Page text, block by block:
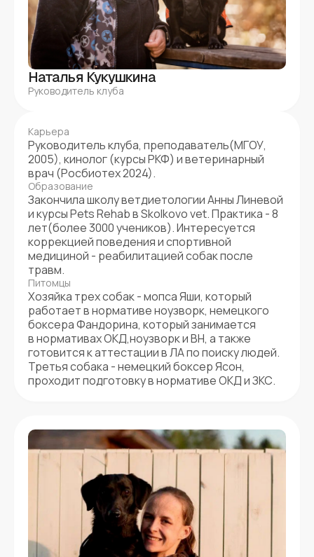
Наталья Кукушкина
Руководитель клуба
Карьера
Руководитель клуба, преподаватель(МГОУ,
2005), кинолог (курсы РКФ) и ветеринарный
врач (Росбиотех 2024).
Образование
Закончила школу ветдиетологии Анны Линевой
и курсы Pets Rehab в Skolkovo vet. Практика - 8
лет(более 3000 учеников). Интересуется
коррекцией поведения и спортивной
медициной - реабилитацией собак после
травм.
Питомцы
Хозяйка трех собак - мопса Яши, который
работает в нормативе ноузворк, немецкого
боксера Фандорина, который занимается
в нормативах ОКД,ноузворк и BH, а также
готовится к аттестации в ЛА по поиску людей.
Третья собака - немецкий боксер Ясон,
проходит подготовку в нормативе ОКД и ЗКС.